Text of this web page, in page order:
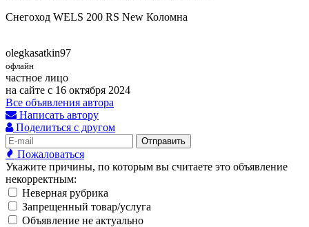
Снегоход WELS 200 RS New Коломна
olegkasatkin97
офлайн
частное лицо
на сайте с 16 октября 2024
Все объявления автора
Написать автору
Поделиться с другом
Отправить
Пожаловаться
Укажите причины, по которым вы считаете это объявление
некорректным:
Неверная рубрика
Запрещенный товар/услуга
Объявление не актуально